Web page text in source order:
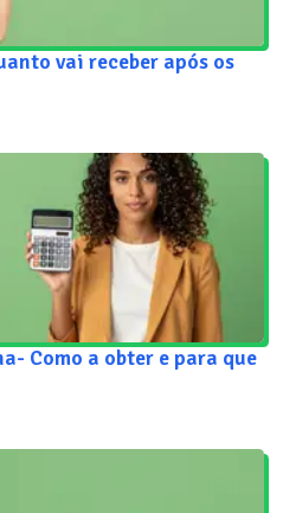
vai receber após os
Como a obter e para que